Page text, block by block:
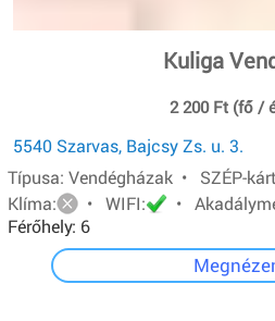
Kuliga
2 200 Ft (fő /
5540 Szarvas, Bajcsy Zs. u. 3.
Típusa: Vendégházak • SZÉP-
Klíma:
• WIFI: •
Férőhely: 6